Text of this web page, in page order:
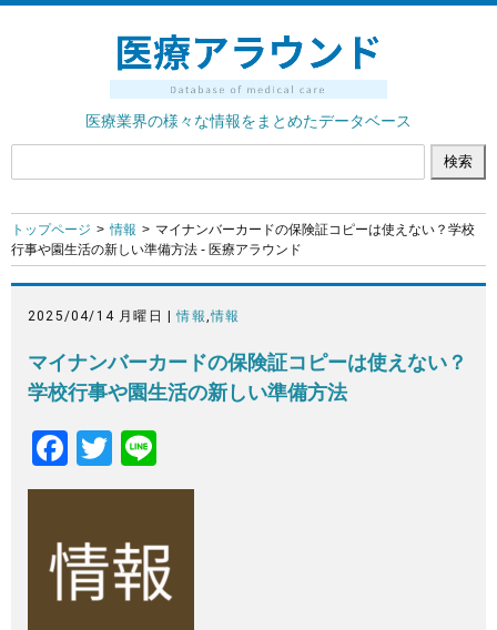
医療業界の様々な情報をまとめたデータベース
トップページ 情報
マイナンバーカードの保険証コピーは使えない？学校
行事や園生活の新しい準備方法 - 医療アラウンド
2025/04/14 月曜日 |情報 ,情報
マイナンバーカードの保険証コピーは使えない？
学校行事や園生活の新しい準備方法
F
a
e
b
T
wi
er
n